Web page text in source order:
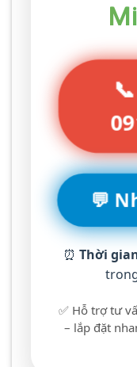
💬
⏰ Thời
✅ Hỗ trợ tư
– lắp đặt